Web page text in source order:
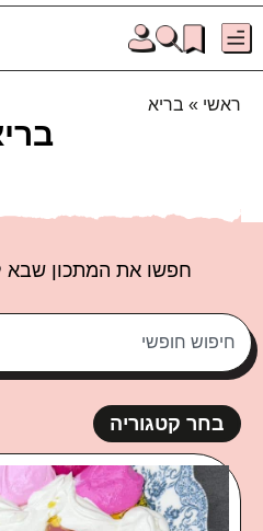
ראשי » בריא
חפשו את המתכון שבא
בחר קטגוריה